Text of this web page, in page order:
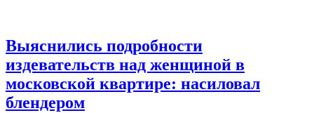
Выяснились подробности
издевательств над женщиной в
московской квартире: насиловал
блендером